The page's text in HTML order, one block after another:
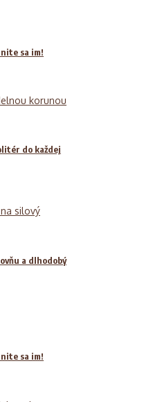
sa im!
do každej
a dlhodobý
sa im!